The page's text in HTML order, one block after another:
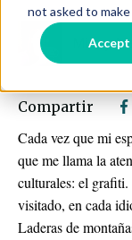
not asked to
Accept
Missy
Compartir
Cada vez que mi
que me llama la
culturales: el grafiti.
visitado, en cada
Laderas de